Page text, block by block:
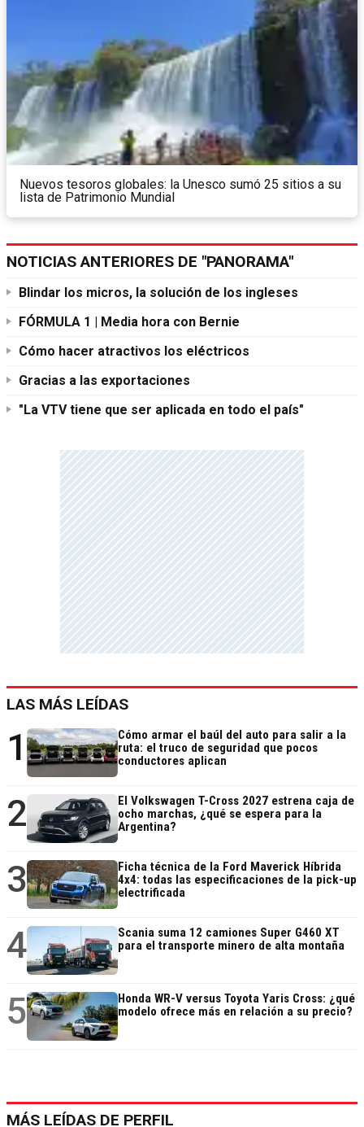
Nuevos tesoros globales: la Unesco sumó 25 sitios a su
lista de Patrimonio Mundial
NOTICIAS ANTERIORES DE "PANORAMA"
Blindar los micros, la solución de los ingleses
FÓRMULA 1 | Media hora con Bernie
Cómo hacer atractivos los eléctricos
Gracias a las exportaciones
"La VTV tiene que ser aplicada en todo el país"
LAS MÁS LEÍDAS
1
Cómo armar el baúl del auto para salir a la
ruta: el truco de seguridad que pocos
conductores aplican
2
El Volkswagen T-Cross 2027 estrena caja de
ocho marchas, ¿qué se espera para la
Argentina?
3
Ficha técnica de la Ford Maverick Híbrida
4x4: todas las especificaciones de la pick-up
electrificada
4
Scania suma 12 camiones Super G460 XT
para el transporte minero de alta montaña
5
Honda WR-V versus Toyota Yaris Cross: ¿qué
modelo ofrece más en relación a su precio?
MÁS LEÍDAS DE PERFIL